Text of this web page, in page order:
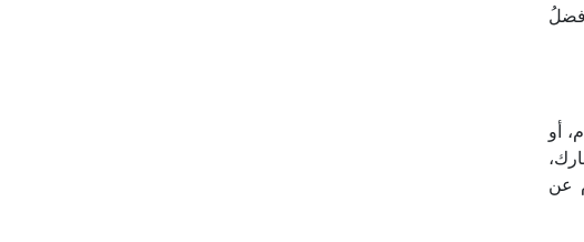
قوله: "أفضلُ
أو
عن